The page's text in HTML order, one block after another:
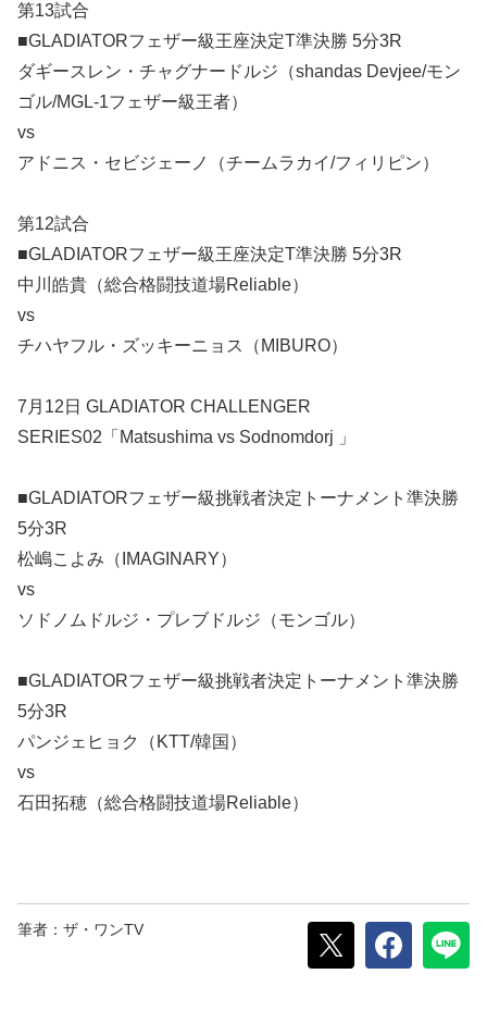
第13試合
■GLADIATORフェザー級王座決定T準決勝 5分3R
ダギースレン・チャグナードルジ（shandas Devjee/モン
ゴル/MGL-1フェザー級王者）
vs
アドニス・セビジェーノ（チームラカイ/フィリピン）
第12試合
■GLADIATORフェザー級王座決定T準決勝 5分3R
中川皓貴（総合格闘技道場Reliable）
vs
チハヤフル・ズッキーニョス（MIBURO）
7月12日 GLADIATOR CHALLENGER
SERIES02「Matsushima vs Sodnomdorj 」
■GLADIATORフェザー級挑戦者決定トーナメント準決勝
5分3R
松嶋こよみ（IMAGINARY）
vs
ソドノムドルジ・プレブドルジ（モンゴル）
■GLADIATORフェザー級挑戦者決定トーナメント準決勝
5分3R
パンジェヒョク（KTT/韓国）
vs
石田拓穂（総合格闘技道場Reliable）
筆者：ザ・ワンTV